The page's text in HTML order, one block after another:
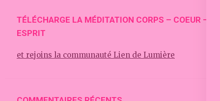
TÉLÉCHARGE LA MÉDITATION CORPS – COEUR –
ESPRIT
et rejoins la communauté Lien de Lumière